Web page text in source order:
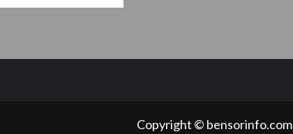
Copyright © bensorinfo.com